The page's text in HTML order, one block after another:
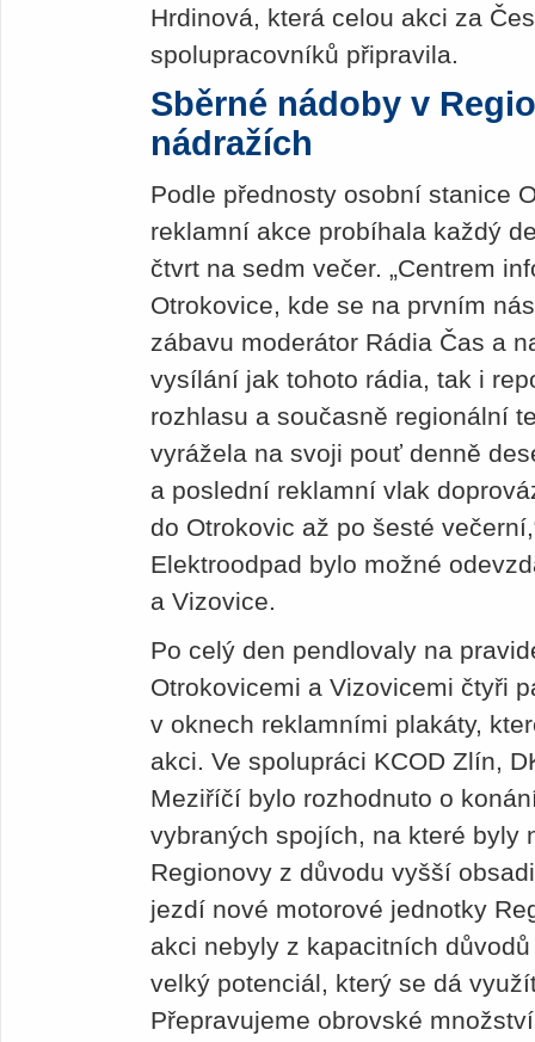
Hrdinová, která celou akci za
spolupracovníků připravila.
Sběrné nádoby v
nádražích
Podle přednosty osobní stanice
reklamní akce probíhala každý
čtvrt na sedm večer. „Centrem
Otrokovice, kde se na prvním
zábavu moderátor Rádia Čas a
vysílání jak tohoto rádia, tak i
rozhlasu a současně regionální
vyrážela na svoji pouť denně
a poslední reklamní vlak
do Otrokovic až po šesté
Elektroodpad bylo možné
a Vizovice.
Po celý den pendlovaly na
Otrokovicemi a Vizovicemi čtyři
v oknech reklamními plakáty,
akci. Ve spolupráci KCOD Zlín,
Meziříčí bylo rozhodnuto o
vybraných spojích, na které byly
Regionovy z důvodu vyšší
jezdí nové motorové jednotky
akci nebyly z kapacitních
velký potenciál, který se dá
Přepravujeme obrovské